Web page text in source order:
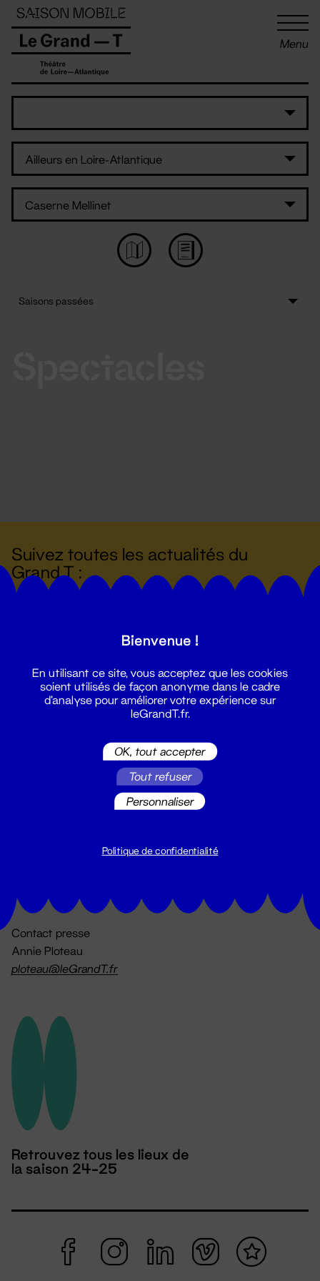
Menu
Suivez toutes les actualités du
Grand T :
billetterie@leGrandT.fr
Contact presse
Annie Ploteau
ploteau@leGrandT.fr
Retrouvez tous les lieux de
la saison 24-25
Panneau de gestion des cookies
Bienvenue !
En utilisant ce site, vous acceptez que les cookies
soient utilisés de façon anonyme dans le cadre
d'analyse pour améliorer votre expérience sur
leGrandT.fr.
OK, tout accepter
Tout refuser
Personnaliser
Politique de confidentialité